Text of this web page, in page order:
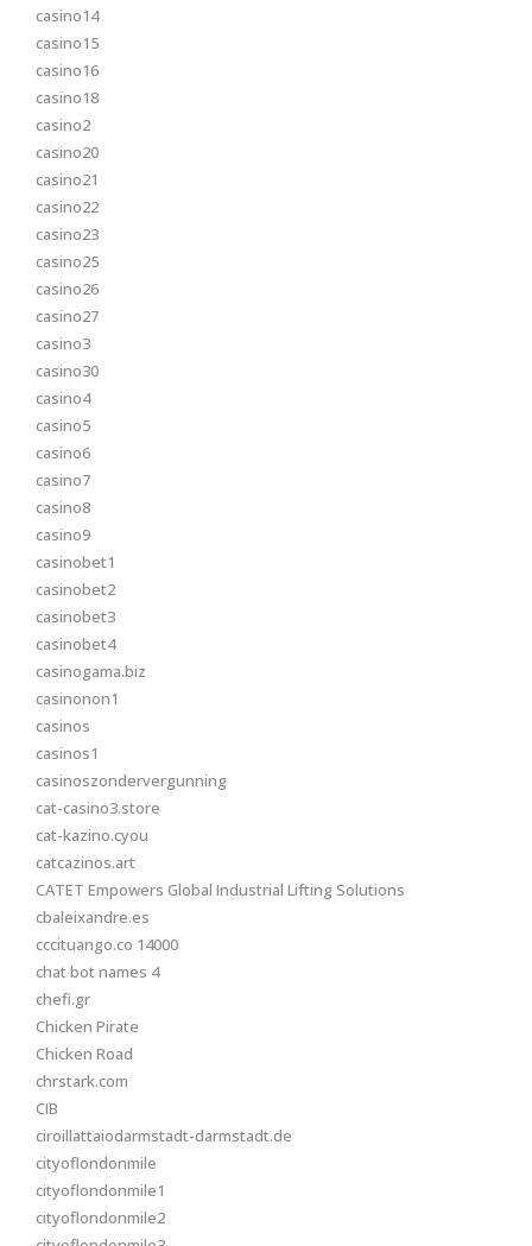
casino14
casino15
casino16
casino18
casino2
casino20
casino21
casino22
casino23
casino25
casino26
casino27
casino3
casino30
casino4
casino5
casino6
casino7
casino8
casino9
casinobet1
casinobet2
casinobet3
casinobet4
casinogama.biz
casinonon1
casinos
casinos1
casinoszondervergunning
cat-casino3.store
cat-kazino.cyou
catcazinos.art
CATET Empowers Global Industrial Lifting Solutions
cbaleixandre.es
cccituango.co 14000
chat bot names 4
chefi.gr
Chicken Pirate
Chicken Road
chrstark.com
CIB
ciroillattaiodarmstadt-darmstadt.de
cityoflondonmile
cityoflondonmile1
cityoflondonmile2